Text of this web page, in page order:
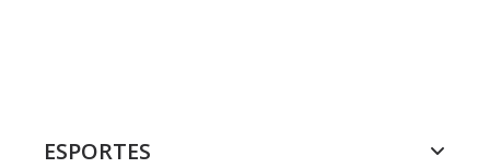
ESPORTES